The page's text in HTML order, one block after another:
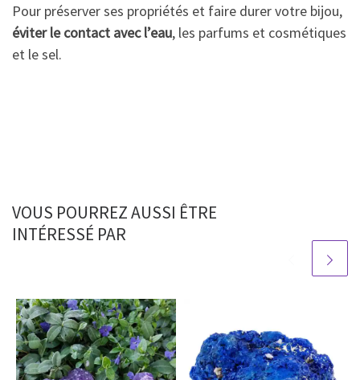
Pour préserver ses propriétés et faire durer votre bijou,
éviter le contact avec l’eau, les parfums et cosmétiques
et le sel.
VOUS POURREZ AUSSI ÊTRE
INTÉRESSÉ PAR